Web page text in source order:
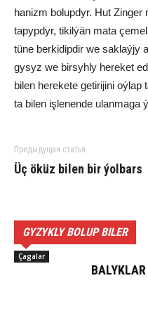
ha­nizm bo­lup­dyr. Hut
ta­pyp­dyr, ti­kil­ýän ma­ta
tün­e berkidipdir we sak­laý­jy
gy­syz we bir­syh­ly hereket
bi­len he­re­ke­te ge­ti­ri­ji­ni
ta bi­len iş­le­nen­de ulan­ma­ga
Предыдущая статья
Üç öküz bi­len bir ýol­bars
GYZYKLY BOLUP BILER
Çagalar